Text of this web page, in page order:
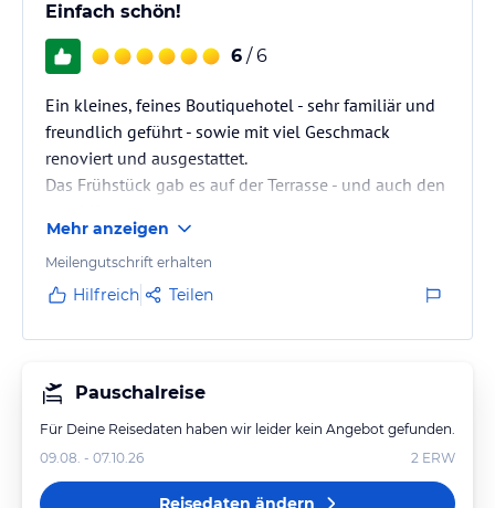
Einfach schön!
6 / 6
Ein kleines, feines Boutiquehotel - sehr familiär und
freundlich geführt - sowie mit viel Geschmack
renoviert und ausgestattet.
Das Frühstück gab es auf der Terrasse - und auch den
Wir haben uns mehr als wohl gefühlt!
Mehr anzeigen
Meilengutschrift erhalten
Hilfreich Teilen
Pauschalreise
Für Deine Reisedaten haben wir leider kein Angebot gefunden.
09.08. - 07.10.26
2 ERW
Reisedaten ändern